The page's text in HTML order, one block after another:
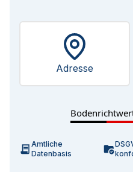
Adresse
Amtliche
Datenbasis